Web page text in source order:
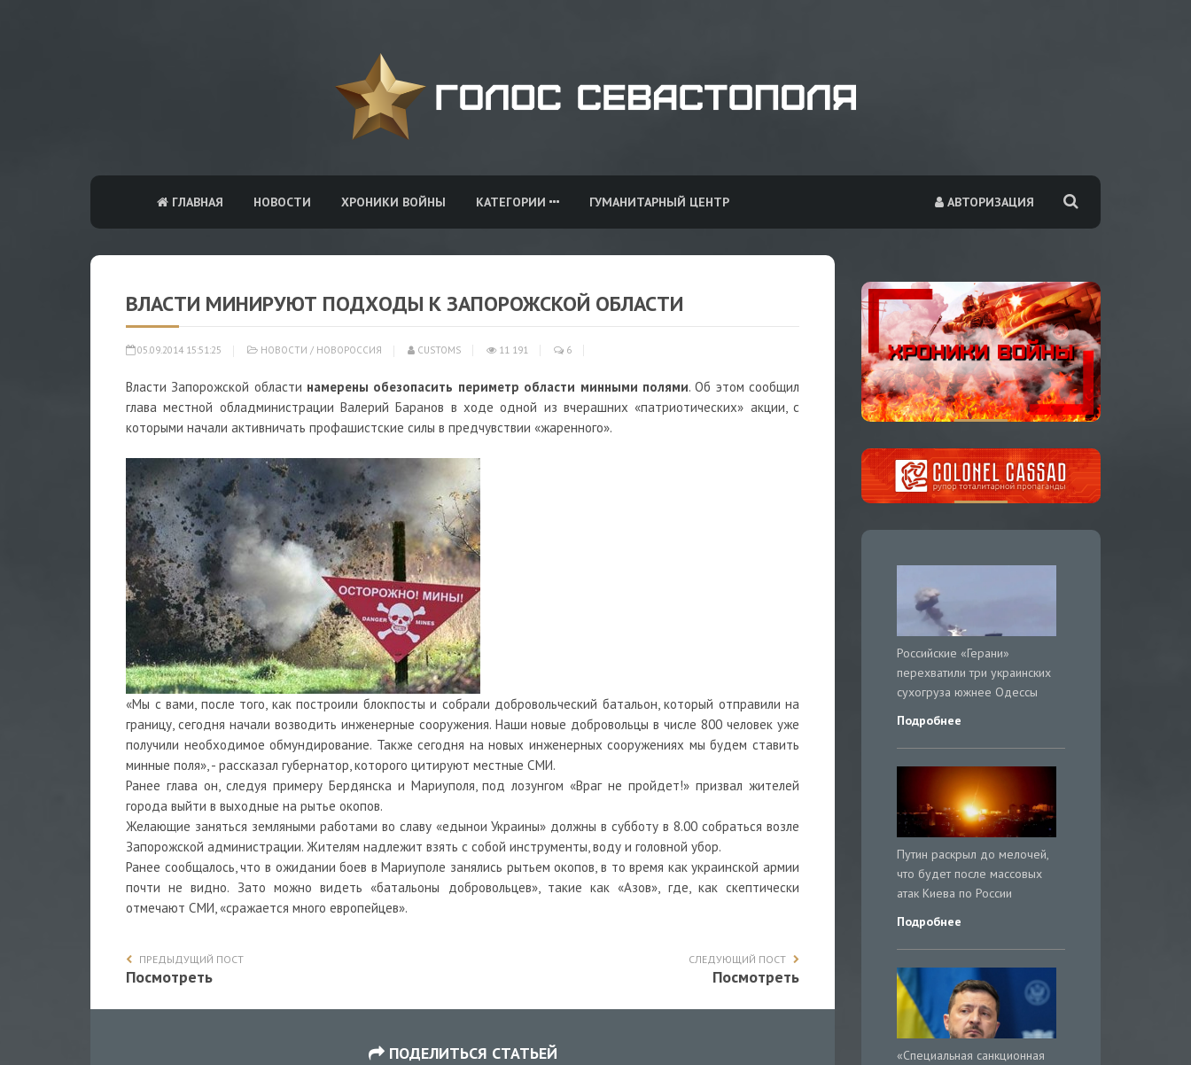
АВТОРИЗАЦИЯ
ГЛАВНАЯ НОВОСТИ ХРОНИКИ ВОЙНЫ КАТЕГОРИИ ГУМАНИТАРНЫЙ ЦЕНТР
ВЛАСТИ МИНИРУЮТ ПОДХОДЫ К ЗАПОРОЖСКОЙ ОБЛАСТИ
05.09.2014 15:51:25 НОВОСТИ / НОВОРОССИЯ CUSTOMS 11 191 6
Власти Запорожской области намерены обезопасить периметр области минными полями. Об этом сообщил
глава местной обладминистрации Валерий Баранов в ходе одной из вчерашних «патриотических» акции, с
которыми начали активничать профашистские силы в предчувствии «жаренного».
«Мы с вами, после того, как построили блокпосты и собрали добровольческий батальон, который отправили на
границу, сегодня начали возводить инженерные сооружения. Наши новые добровольцы в числе 800 человек уже
получили необходимое обмундирование. Также сегодня на новых инженерных сооружениях мы будем ставить
минные поля», - рассказал губернатор, которого цитируют местные СМИ.
Ранее глава он, следуя примеру Бердянска и Мариуполя, под лозунгом «Враг не пройдет!» призвал жителей
города выйти в выходные на рытье окопов.
Желающие заняться земляными работами во славу «едынои Украины» должны в субботу в 8.00 собраться возле
Запорожской администрации. Жителям надлежит взять с собой инструменты, воду и головной убор.
Ранее сообщалось, что в ожидании боев в Мариуполе занялись рытьем окопов, в то время как украинской армии
почти не видно. Зато можно видеть «батальоны добровольцев», такие как «Азов», где, как скептически
отмечают СМИ, «сражается много европейцев».
ПРЕДЫДУЩИЙ ПОСТ
Посмотреть
СЛЕДУЮЩИЙ ПОСТ
Посмотреть
ПОДЕЛИТЬСЯ СТАТЬЕЙ
Российские «Герани»
перехватили три украинских
сухогруза южнее Одессы
Подробнее
Путин раскрыл до мелочей,
что будет после массовых
атак Киева по России
Подробнее
«Специальная санкционная